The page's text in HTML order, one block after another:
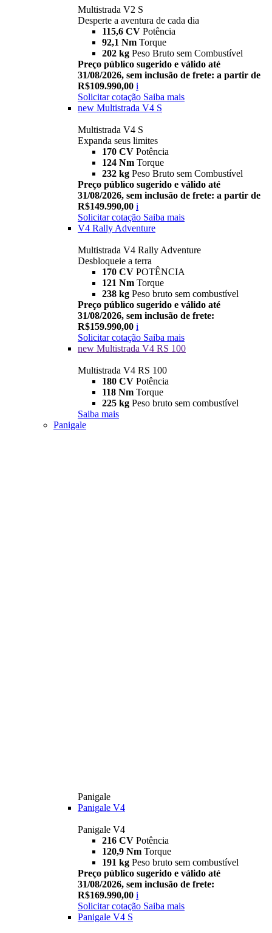
Multistrada V2 S
Desperte a aventura de cada dia
115,6 CV Potência
92,1 Nm Torque
202 kg Peso Bruto sem Combustível
Preço público sugerido e válido até
31/08/2026, sem inclusão de frete: a partir de
R$109.990,00 i
Solicitar cotação Saiba mais
new Multistrada V4 S
Multistrada V4 S
Expanda seus limites
170 CV Potência
124 Nm Torque
232 kg Peso Bruto sem Combustível
Preço público sugerido e válido até
31/08/2026, sem inclusão de frete: a partir de
R$149.990,00 i
Solicitar cotação Saiba mais
V4 Rally Adventure
Multistrada V4 Rally Adventure
Desbloqueie a terra
170 CV POTÊNCIA
121 Nm Torque
238 kg Peso bruto sem combustível
Preço público sugerido e válido até
31/08/2026, sem inclusão de frete:
R$159.990,00 i
Solicitar cotação Saiba mais
new Multistrada V4 RS 100
Multistrada V4 RS 100
180 CV Potência
118 Nm Torque
225 kg Peso bruto sem combustível
Saiba mais
Panigale
Panigale
Panigale V4
Panigale V4
216 CV Potência
120,9 Nm Torque
191 kg Peso bruto sem combustível
Preço público sugerido e válido até
31/08/2026, sem inclusão de frete:
R$169.990,00 i
Solicitar cotação Saiba mais
Panigale V4 S